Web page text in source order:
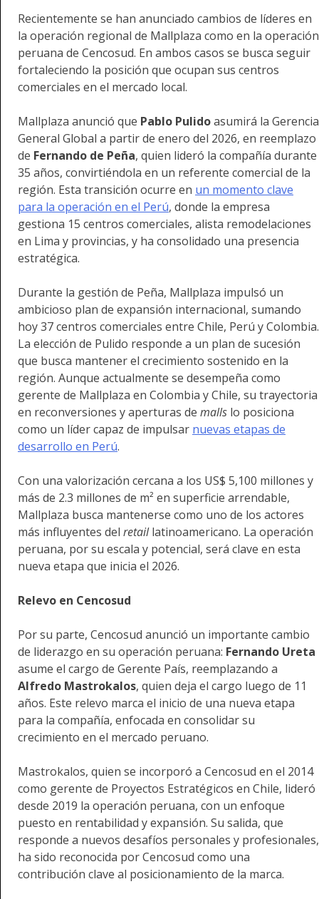
Recientemente se han anunciado cambios de líderes en
la operación regional de Mallplaza como en la operación
peruana de Cencosud. En ambos casos se busca seguir
fortaleciendo la posición que ocupan sus centros
comerciales en el mercado local.
Mallplaza anunció que Pablo Pulidoasumirá la Gerencia
General Global a partir de enero del 2026, en reemplazo
de Fernando de Peña, quien lideró la compañía durante
35 años, convirtiéndola en un referente comercial de la
región. Esta transición ocurre en un momento clave
para la operación en el Perú, donde la empresa
gestiona 15 centros comerciales, alista remodelaciones
en Lima y provincias, y ha consolidado una presencia
estratégica.
Durante la gestión de Peña, Mallplaza impulsó un
ambicioso plan de expansión internacional, sumando
hoy 37 centros comerciales entre Chile, Perú y Colombia.
La elección de Pulido responde a un plan de sucesión
que busca mantener el crecimiento sostenido en la
región. Aunque actualmente se desempeña como
gerente de Mallplaza en Colombia y Chile, su trayectoria
en reconversiones y aperturas de malls lo posiciona
como un líder capaz de impulsar nuevas etapas de
desarrollo en Perú.
Con una valorización cercana a los US$ 5,100 millones y
más de 2.3 millones de m² en superficie arrendable,
Mallplaza busca mantenerse como uno de los actores
más influyentes del retaillatinoamericano. La operación
peruana, por su escala y potencial, será clave en esta
nueva etapa que inicia el 2026.
Relevo en Cencosud
Por su parte, Cencosud anunció un importante cambio
de liderazgo en su operación peruana: Fernando Ureta
asume el cargo de Gerente País, reemplazando a
Alfredo Mastrokalos, quien deja el cargo luego de 11
años. Este relevo marca el inicio de una nueva etapa
para la compañía, enfocada en consolidar su
crecimiento en el mercado peruano.
Mastrokalos, quien se incorporó a Cencosud en el 2014
como gerente de Proyectos Estratégicos en Chile, lideró
desde 2019 la operación peruana, con un enfoque
puesto en rentabilidad y expansión. Su salida, que
responde a nuevos desafíos personales y profesionales,
ha sido reconocida por Cencosud como una
contribución clave al posicionamiento de la marca.